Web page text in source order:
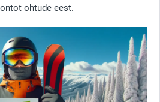
ohtude eest.